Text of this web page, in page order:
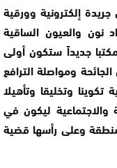
إلكترونية وورقية
نون والعيون الساقية
جديداً ستكون أولى
ومواصلة الترافع
وتخليقا وتأهيلا
والاجتماعية ليكون في
وعلى رأسها قضية